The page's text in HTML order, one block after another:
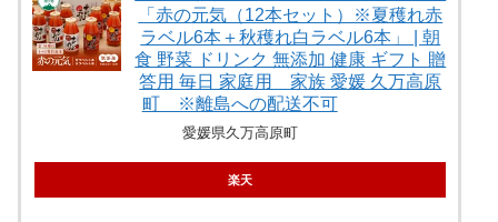
「赤の元気（12本セット）※夏穫れ赤
ラベル6本＋秋穫れ白ラベル6本」 | 朝
食 野菜 ドリンク 無添加 健康 ギフト 贈
答用 毎日 家庭用 家族 愛媛 久万高原
町 ※離島への配送不可
愛媛県久万高原町
楽天